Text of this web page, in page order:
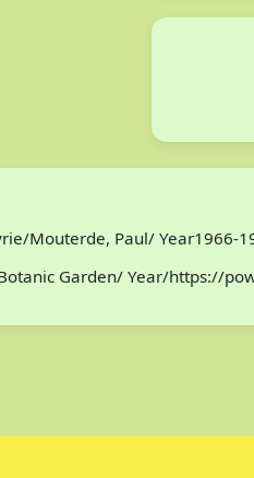
Mouterde, Paul/ Year1966-
Garden/ Year/https://